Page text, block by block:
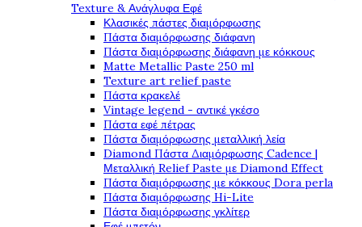
Texture & Ανάγλυφα Εφέ
Κλασικές πάστες διαμόρφωσης
Πάστα διαμόρφωσης διάφανη
Πάστα διαμόρφωσης διάφανη με κόκκους
Matte Metallic Paste 250 ml
Texture art relief paste
Πάστα κρακελέ
Vintage legend - αντικέ γκέσο
Πάστα εφέ πέτρας
Πάστα διαμόρφωσης μεταλλική λεία
Diamond Πάστα Διαμόρφωσης Cadence |
Μεταλλική Relief Paste με Diamond Effect
Πάστα διαμόρφωσης με κόκκους Dora perla
Πάστα διαμόρφωσης Hi-Lite
Πάστα διαμόρφωσης γκλίτερ